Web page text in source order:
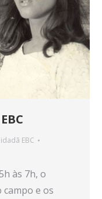
EBC
às 7h, o
e os